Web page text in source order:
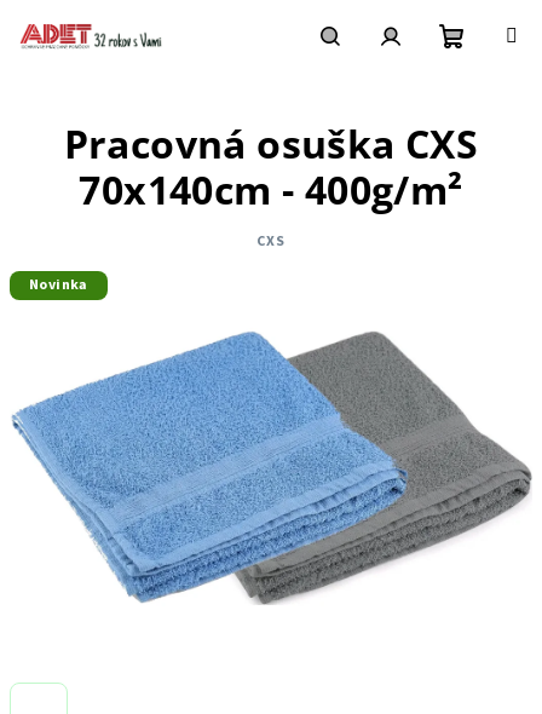
košík
Pracovná osuška CXS
70x140cm - 400g/m²
CXS
Novinka